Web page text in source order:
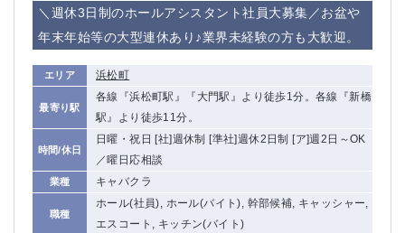
＼週休3日制のホールアシスタント社員大募集／お盆や
年末年始等の大型連休あり♪業界未経験の方も大歓迎。
エリア 浜松町
最寄り駅
各線『浜松町駅』『大門駅』より徒歩1分。各線『新橋
駅』より徒歩11分。
時間/休日
日曜・祝日 [社]週休制 [準社]週休2日制 [ア]週2日～OK
／曜日応相談
業種 キャバクラ
職種
ホール(社員), ホール(バイト), 幹部候補, キャッシャー,
エスコート, キッチン(バイト)